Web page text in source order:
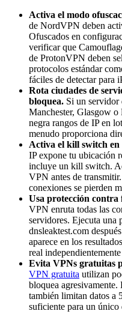
Activa el modo
de NordVPN deben
Ofuscados en
verificar que
de ProtonVPN deben
protocolos estándar
fáciles de detectar para
Rota ciudades de
bloquea. Si un servidor
Manchester, Glasgow
negra rangos de IP en
menudo proporciona
Activa el kill switch en
IP expone tu ubicación
incluye un kill switch.
VPN antes de
conexiones se pierden
Usa protección contra
VPN enruta todas las
servidores. Ejecuta una
dnsleaktest.com
aparece en los
real
Evita VPNs gratuitas
VPN gratuita utilizan
bloquea
también limitan datos a
suficiente para un